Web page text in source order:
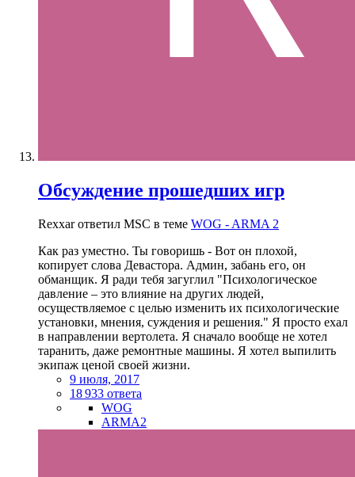
Обсуждение прошедших игр
Rexxar ответил MSC в теме WOG - ARMA 2
Как раз уместно. Ты говоришь - Вот он плохой,
копирует слова Девастора. Админ, забань его, он
обманщик. Я ради тебя загуглил "Психологическое
давление – это влияние на других людей,
осуществляемое с целью изменить их психологические
установки, мнения, суждения и решения." Я просто ехал
в направлении вертолета. Я сначало вообще не хотел
таранить, даже ремонтные машины. Я хотел выпилить
экипаж ценой своей жизни.
9 июля, 2017
18 933 ответа
WOG
ARMA2